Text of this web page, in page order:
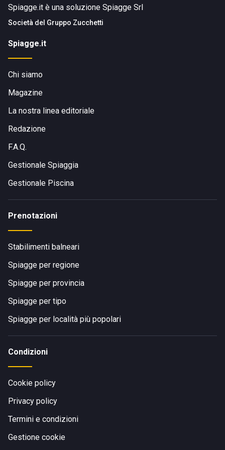
DOVE SI TROVA TUNA BEACH
Il lido si trova in Viale Corsica, 1 a Portoscuso SU.
La struttura si trova nel centro di Portoscuso nella zona sud
Spiagge.it è una soluzione Spiagge Srl
Società del Gruppo Zucchetti
Spiagge.it
Chi siamo
Magazine
La nostra linea editoriale
Redazione
F.A.Q.
Gestionale Spiaggia
Gestionale Piscina
Prenotazioni
Stabilimenti balneari
Spiagge per regione
Spiagge per provincia
Spiagge per tipo
Spiagge per località più popolari
Condizioni
Cookie policy
Privacy policy
Termini e condizioni
Gestione cookie